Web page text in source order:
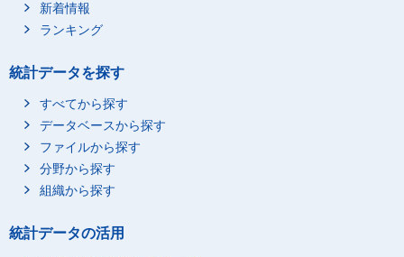
新着情報
ランキング
統計データを探す
すべてから探す
データベースから探す
ファイルから探す
分野から探す
組織から探す
統計データの活用